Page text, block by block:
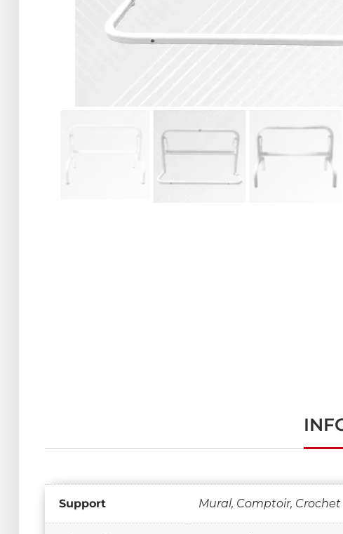
Support Mural, Comptoir, Crochet